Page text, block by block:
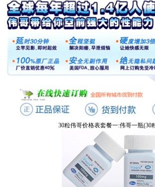
30粒伟哥价格表套餐一:伟哥一瓶(30